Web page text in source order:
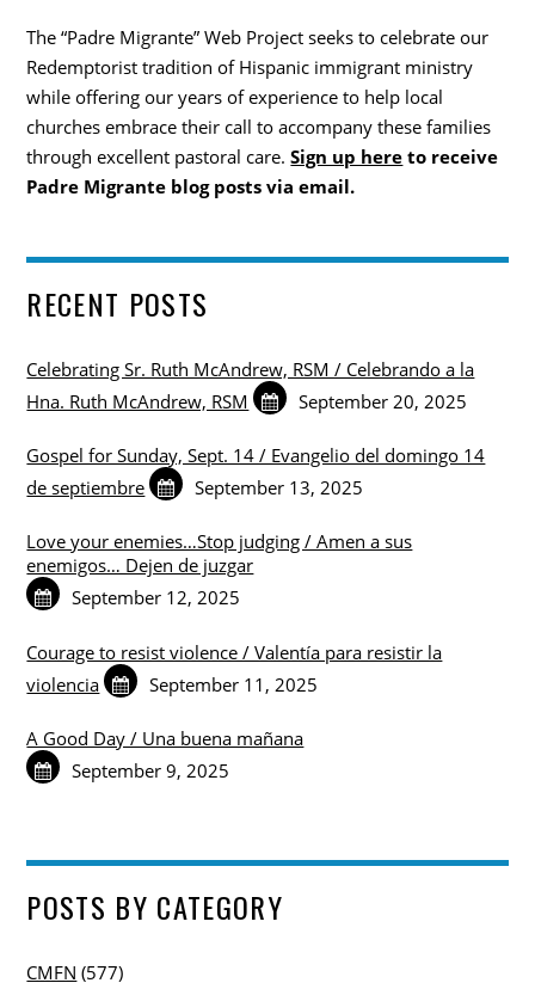
The “Padre Migrante” Web Project seeks to celebrate our
Redemptorist tradition of Hispanic immigrant ministry
while offering our years of experience to help local
churches embrace their call to accompany these families
through excellent pastoral care. Sign up here to receive
Padre Migrante blog posts via email.
RECENT POSTS
Celebrating Sr. Ruth McAndrew, RSM / Celebrando a la
Hna. Ruth McAndrew, RSM
September 20, 2025
Gospel for Sunday, Sept. 14 / Evangelio del domingo 14
de septiembre
September 13, 2025
Love your enemies…Stop judging / Amen a sus
enemigos… Dejen de juzgar
September 12, 2025
Courage to resist violence / Valentía para resistir la
violencia
September 11, 2025
A Good Day / Una buena mañana
September 9, 2025
POSTS BY CATEGORY
CMFN (577)